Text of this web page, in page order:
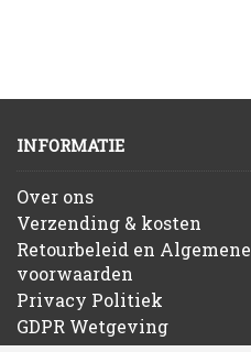
INFORMATIE
Over ons
Verzending & kosten
Retourbeleid en Algemene
voorwaarden
Privacy Politiek
GDPR Wetgeving